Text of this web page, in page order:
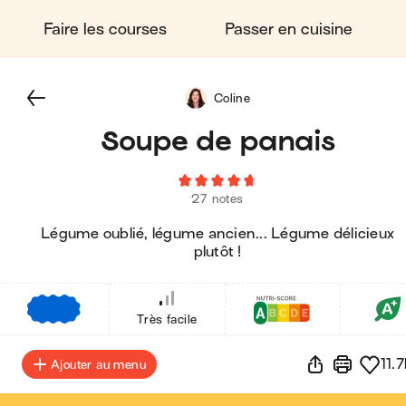
Faire les courses Passer en cuisine
Soupe de panais
27 notes
Légume oublié, légume ancien... Légume délicieux
plutôt !
Coline
Très facile
Ajouter au menu